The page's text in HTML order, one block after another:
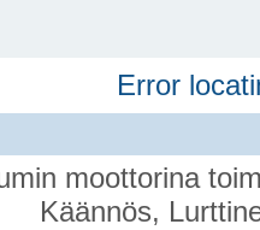
Error
moottorina
Käännös,